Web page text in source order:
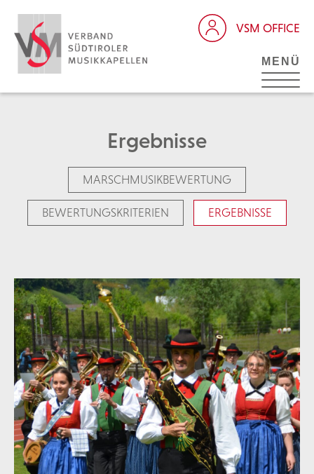
VSM OFFICE
MENÜ
Ergebnisse
MARSCHMUSIKBEWERTUNG
BEWERTUNGSKRITERIEN ERGEBNISSE